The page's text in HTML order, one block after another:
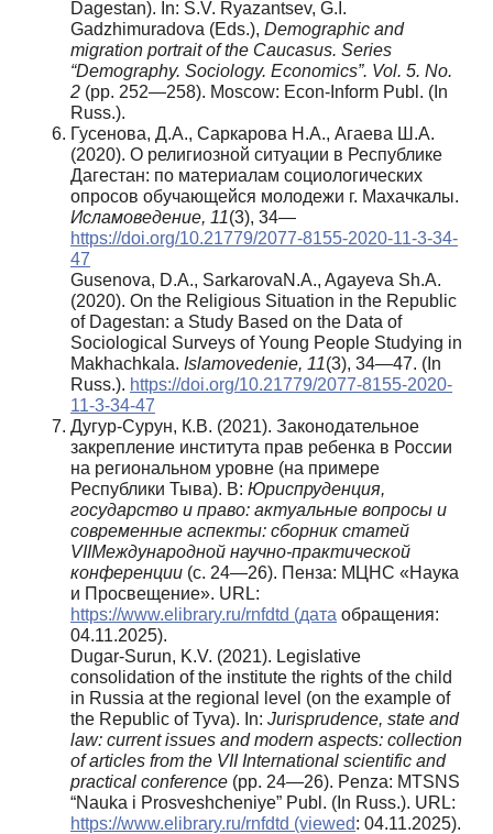
Dagestan). In: S.V. Ryazantsev, G.I.
Gadzhimuradova (Eds.), Demographic and
migration portrait of the Caucasus. Series
“Demography. Sociology. Economics”. Vol. 5. No.
2 (pp. 252—258). Moscow: Econ-Inform Publ. (In
Russ.).
Гусенова, Д.А., Саркарова Н.А., Агаева Ш.А.
(2020). О религиозной ситуации в Республике
Дагестан: по материалам социологических
опросов обучающейся молодежи г. Махачкалы.
Исламоведение, 11(3), 34—
https://doi.org/10.21779/2077-8155-2020-11-3-34-
47
Gusenova, D.A., SarkarovaN.A., Agayeva Sh.A.
(2020). On the Religious Situation in the Republic
of Dagestan: a Study Based on the Data of
Sociological Surveys of Young People Studying in
Makhachkala. Islamovedenie, 11(3), 34—47. (In
Russ.). https://doi.org/10.21779/2077-8155-2020-
11-3-34-47
Дугур-Сурун, К.В. (2021). Законодательное
закрепление института прав ребенка в России
на региональном уровне (на примере
Республики Тыва). В: Юриспруденция,
государство и право: актуальные вопросы и
современные аспекты: сборник статей
VIIМеждународной научно-практической
конференции (с. 24—26). Пенза: МЦНС «Наука
и Просвещение». URL:
https://www.elibrary.ru/rnfdtd (дата обращения:
04.11.2025).
Dugar-Surun, K.V. (2021). Legislative
consolidation of the institute the rights of the child
in Russia at the regional level (on the example of
the Republic of Tyva). In: Jurisprudence, state and
law: current issues and modern aspects: collection
of articles from the VII International scientific and
practical conference (pp. 24—26). Penza: MTSNS
“Nauka i Prosveshcheniye” Publ. (In Russ.). URL:
https://www.elibrary.ru/rnfdtd (viewed: 04.11.2025).